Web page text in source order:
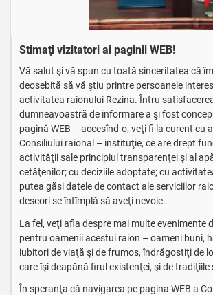
Stimaţi vizitatori ai paginii WEB!
Vă salut şi vă spun cu toată sinceritatea că
deosebită să vă ştiu printre persoanele
activitatea raionului Rezina. Întru
dumneavoastră de informare a şi fost
pagină WEB – accesînd-o, veţi fi la curent cu
Consiliului raional – instituţie, ce are drept
activităţii sale principiul transparenţei şi al
cetăţenilor; cu deciziile adoptate; cu
putea găsi datele de contact ale serviciilor
deseori se întîmplă să aveţi nevoie…
La fel, veţi afla despre mai multe evenimente
pentru oamenii acestui raion – oameni buni,
iubitori de viaţă şi de frumos, îndrăgostiţi de
care îşi deapănă firul existenţei, şi de
În speranţa că navigarea pe pagina WEB a